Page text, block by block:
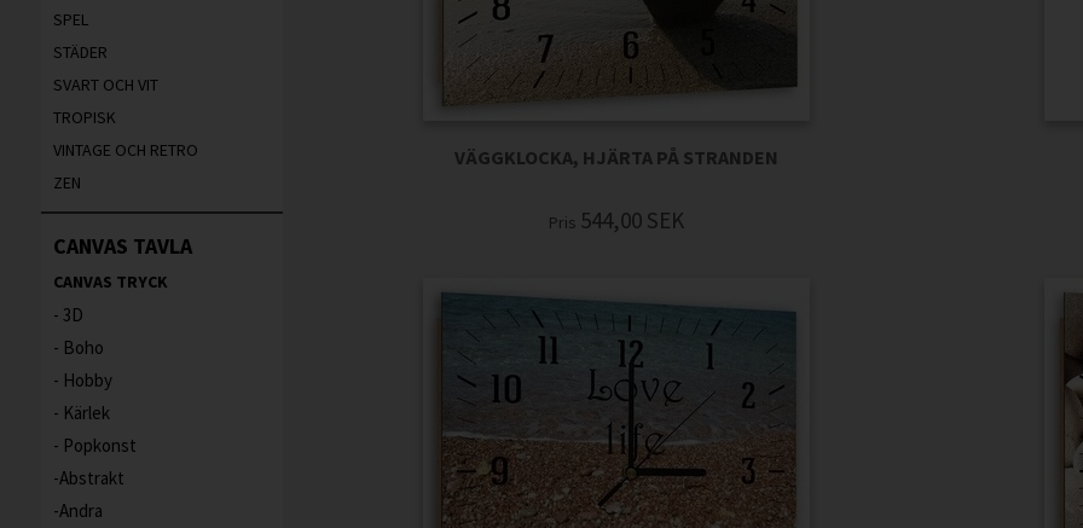
SPEL
STÄDER
SVART OCH VIT
TROPISK
VINTAGE OCH RETRO
ZEN
CANVAS TAVLA
CANVAS TRYCK
3D
Boho
Hobby
Kärlek
Popkonst
Abstrakt
Andra
VÄGGKLOCKA, HJÄRTA PÅ STRANDEN
Pris 544,00 SEK